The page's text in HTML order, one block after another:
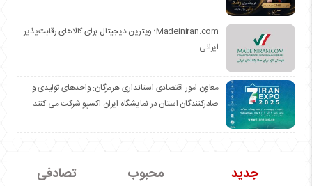
Madeiniran.com؛ ویترین دیجیتال برای کالاهای رقابت‌پذیر
ایرانی
معاون امور اقتصادی استانداری هرمزگان: واحدهای تولیدی و
صادرکنندگان استان در نمایشگاه ایران اکسپو شرکت می کنند
جدید محبوب تصادفی